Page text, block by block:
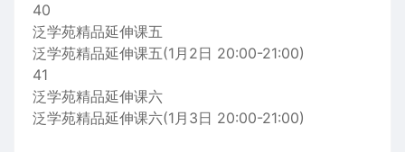
40
泛学苑精品延伸课五
泛学苑精品延伸课五(1月2日 20:00-21:00)
41
泛学苑精品延伸课六
泛学苑精品延伸课六(1月3日 20:00-21:00)